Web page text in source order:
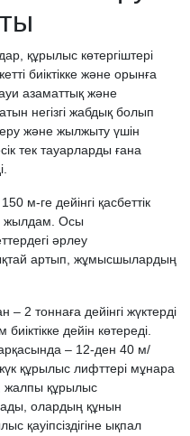
құрылыс көтергіштері
биіктікке және орынға
азаматтық және
негізгі жабдық болып
және жылжыту үшін
тек тауарларды ғана
м-ге дейінгі қасбеттік
жылдам. Осы
әрлеу
артып, жұмысшылардың
– 2 тоннаға дейінгі жүктерді
дейін көтереді.
– 12-ден 40 м/
құрылыс лифттері мұнара
жалпы құрылыс
олардың құнын
қауіпсіздігіне ықпал